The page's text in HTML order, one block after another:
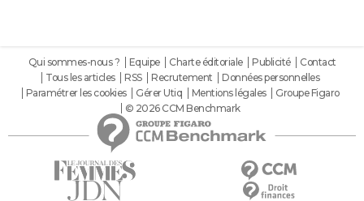
Qui sommes-nous ? Equipe Charte éditoriale Publicité
Contact
Tous les articles
RSS Recrutement
Données personnelles
Paramétrer les cookies
Gérer Utiq Mentions légales
Groupe Figaro
© 2026 CCM Benchmark